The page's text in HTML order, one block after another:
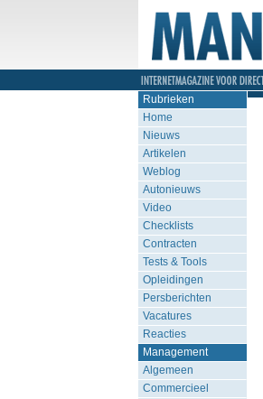
Rubrieken
Home
Nieuws
Artikelen
Weblog
Autonieuws
Video
Checklists
Contracten
Tests & Tools
Opleidingen
Persberichten
Vacatures
Reacties
Management
Algemeen
Commercieel